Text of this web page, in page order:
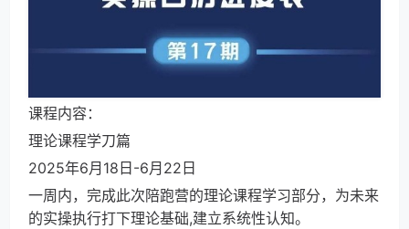
课程内容：
理论课程学刀篇
2025年6月18日-6月22日
一周内，完成此次陪跑营的理论课程学习部分，为未来
的实操执行打下理论基础,建立系统性认知。